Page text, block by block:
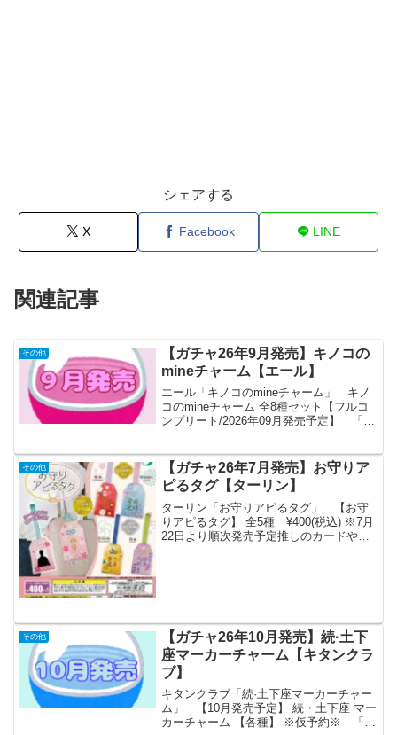
シェアする
X Facebook LINE
関連記事
その他
【ガチャ26年9月発売】キノコの
mineチャーム【エール】
エール「キノコのmineチャーム」 キノ
コのmineチャーム 全8種セット【フルコ
ンプリート/2026年09月発売予定】 「キ
先は、キノコの世界・・・。使い方は
色々...
その他
【ガチャ26年7月発売】お守りア
ピるタグ【ターリン】
ターリン「お守りアピるタグ」 【お守
りアピるタグ】 全5種 ¥400(税込) ※7月
22日より順次発売予定推しのカードや写
その他
【ガチャ26年10月発売】続·土下
座マーカーチャーム【キタンクラ
ブ】
キタンクラブ「続·土下座マーカーチャー
ム」 【10月発売予定】 続・土下座 マー
カーチャーム 【各種】 ※仮予約※ 「続